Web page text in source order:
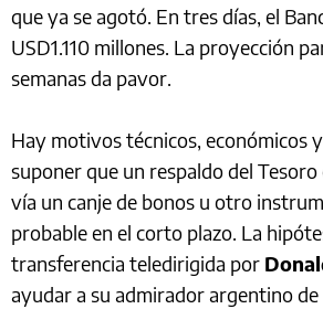
que ya se agotó. En tres días, el
USD1.110 millones. La proyección
semanas da pavor.
Hay motivos técnicos, económicos
suponer que un respaldo del
vía un canje de bonos u otro
probable en el corto plazo. La
transferencia teledirigida por
ayudar a su admirador argentino